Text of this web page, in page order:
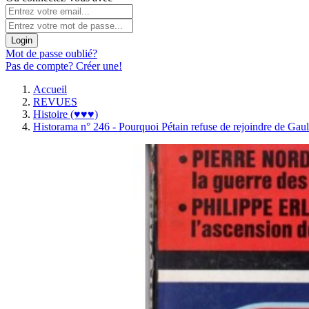
Login
Mot de passe oublié?
Pas de compte? Créer une!
Accueil
REVUES
Histoire (♥♥♥)
Historama n° 246 - Pourquoi Pétain refuse de rejoindre de